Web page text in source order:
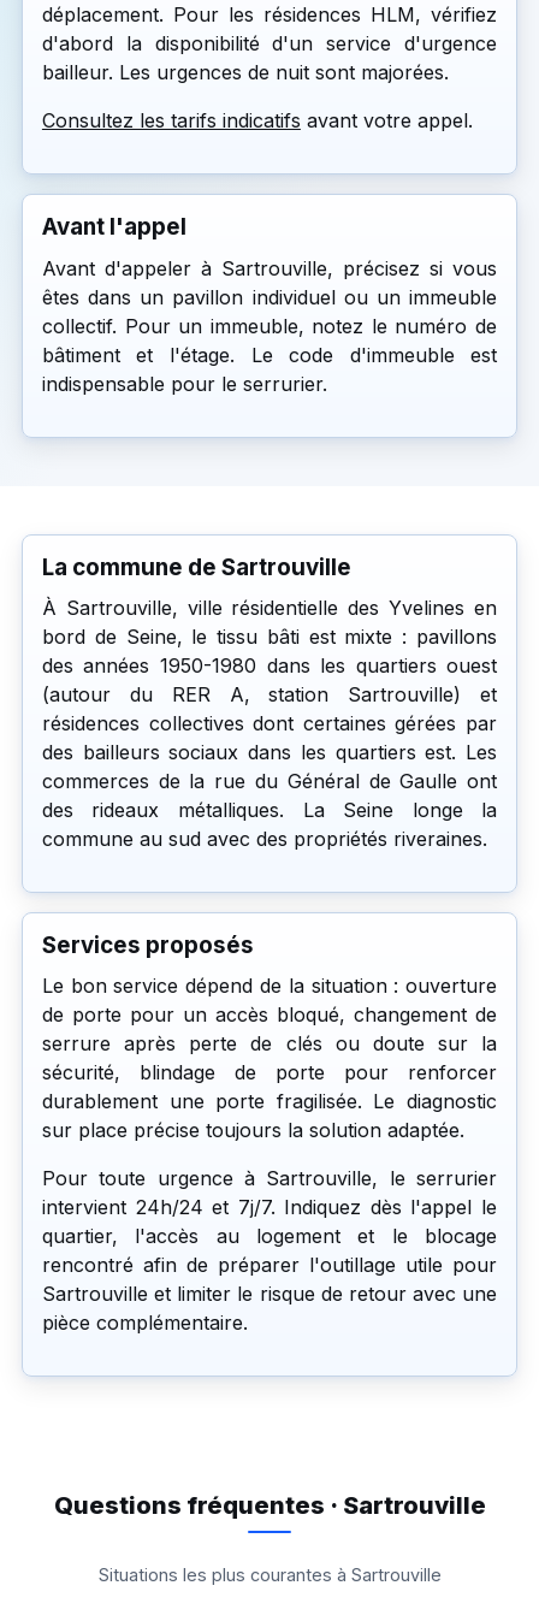
déplacement. Pour les résidences HLM, vérifiez
d'abord la disponibilité d'un service d'urgence
bailleur. Les urgences de nuit sont majorées.
Consultez les tarifs indicatifs avant votre appel.
Avant l'appel
Avant d'appeler à Sartrouville, précisez si vous
êtes dans un pavillon individuel ou un immeuble
collectif. Pour un immeuble, notez le numéro de
bâtiment et l'étage. Le code d'immeuble est
indispensable pour le serrurier.
La commune de Sartrouville
À Sartrouville, ville résidentielle des Yvelines en
bord de Seine, le tissu bâti est mixte : pavillons
des années 1950-1980 dans les quartiers ouest
(autour du RER A, station Sartrouville) et
résidences collectives dont certaines gérées par
des bailleurs sociaux dans les quartiers est. Les
commerces de la rue du Général de Gaulle ont
des rideaux métalliques. La Seine longe la
commune au sud avec des propriétés riveraines.
Services proposés
Le bon service dépend de la situation : ouverture
de porte pour un accès bloqué, changement de
serrure après perte de clés ou doute sur la
sécurité, blindage de porte pour renforcer
durablement une porte fragilisée. Le diagnostic
sur place précise toujours la solution adaptée.
Pour toute urgence à Sartrouville, le serrurier
intervient 24h/24 et 7j/7. Indiquez dès l'appel le
quartier, l'accès au logement et le blocage
rencontré afin de préparer l'outillage utile pour
Sartrouville et limiter le risque de retour avec une
pièce complémentaire.
Questions fréquentes · Sartrouville
Situations les plus courantes à Sartrouville